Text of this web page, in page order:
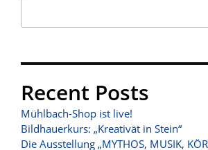
Recent Posts
Mühlbach-Shop ist live!
Bildhauerkurs: „Kreativät in Stein“
Die Ausstellung „MYTHOS, MUSIK,